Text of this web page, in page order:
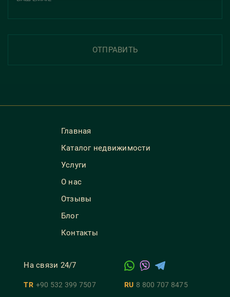
ОТПРАВИТЬ
Главная
Каталог недвижимости
Услуги
О нас
Отзывы
Блог
Контакты
На связи 24/7
TR +90 532 399 7507 RU 8 800 707 8475